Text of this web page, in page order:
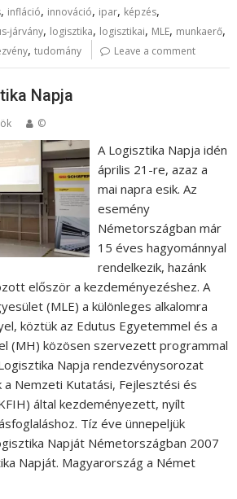
, infláció, innováció, ipar, képzés,
járvány, logisztika, logisztikai, MLE, munkaerő,
,tudomány Leave a comment
Napja
©
A Logisztika Napja idén
április 21-re, azaz a
mai napra esik. Az
esemény
Németországban már
15 éves hagyománnyal
rendelkezik, hazánk
először a kezdeményezéshez. A
(MLE) a különleges alkalomra
köztük az Edutus Egyetemmel és a
(MH) közösen szervezett programmal
Napja rendezvénysorozat
Nemzeti Kutatási, Fejlesztési és
által kezdeményezett, nyílt
Tíz éve ünnepeljük
Napját Németországban 2007
Napját. Magyarország a Német